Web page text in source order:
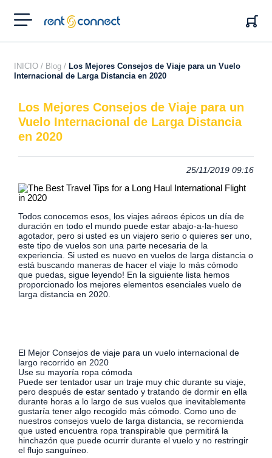
RENT'N
CONNECT
INICIO / Blog / Los Mejores Consejos de Viaje para un Vuelo
Internacional de Larga Distancia en 2020
Los Mejores Consejos de Viaje para un
Vuelo Internacional de Larga Distancia
en 2020
25/11/2019 09:16
Todos conocemos esos, los viajes aéreos épicos un día de
duración en todo el mundo puede estar abajo-a-la-hueso
agotador, pero si usted es un viajero serio o quieres ser uno,
este tipo de vuelos son una parte necesaria de la
experiencia. Si usted es nuevo en vuelos de larga distancia o
está buscando maneras de hacer el viaje lo más cómodo
que puedas, sigue leyendo! En la siguiente lista hemos
proporcionado los mejores elementos esenciales vuelo de
larga distancia en 2020.
El Mejor Consejos de viaje para un vuelo internacional de
largo recorrido en 2020
Use su mayoría ropa cómoda
Puede ser tentador usar un traje muy chic durante su viaje,
pero después de estar sentado y tratando de dormir en ella
durante horas a lo largo de sus vuelos que inevitablemente
gustaría tener algo recogido más cómodo. Como uno de
nuestros consejos vuelo de larga distancia, se recomienda
que usted encuentra ropa transpirable que permitirá la
hinchazón que puede ocurrir durante el vuelo y no restringir
el flujo sanguíneo.